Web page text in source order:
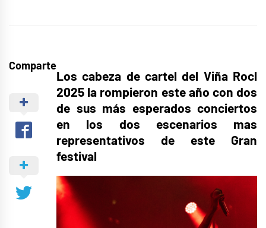
Comparte
Los cabeza de cartel del Viña Rocl
2025 la rompieron este año con dos
de sus más esperados conciertos
en los dos escenarios mas
representativos de este Gran
festival